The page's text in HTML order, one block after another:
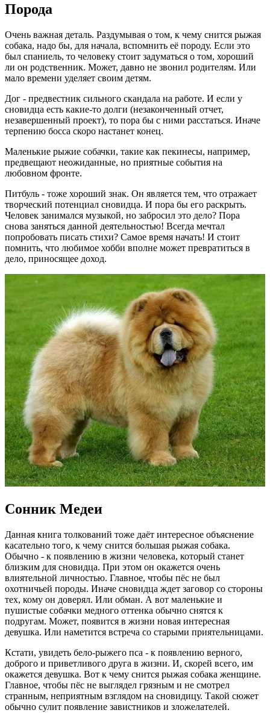
Порода
Очень важная деталь. Раздумывая о том, к чему снится рыжая
собака, надо бы, для начала, вспомнить её породу. Если это
был спаниель, то человеку стоит задуматься о том, хороший
ли он родственник. Может, давно не звонил родителям. Или
мало времени уделяет своим детям.
Дог - предвестник сильного скандала на работе. И если у
сновидца есть какие-то долги (незаконченный отчет,
незавершенный проект), то пора бы с ними расстаться. Иначе
терпению босса скоро настанет конец.
Маленькие рыжие собачки, такие как пекинесы, например,
предвещают неожиданные, но приятные события на
любовном фронте.
Питбуль - тоже хороший знак. Он является тем, что отражает
творческий потенциал сновидца. И пора бы его раскрыть.
Человек занимался музыкой, но забросил это дело? Пора
снова заняться данной деятельностью! Всегда мечтал
попробовать писать стихи? Самое время начать! И стоит
помнить, что любимое хобби вполне может превратиться в
дело, приносящее доход.
Сонник Медеи
Данная книга толкований тоже даёт интересное объяснение
касательно того, к чему снится большая рыжая собака.
Обычно - к появлению в жизни человека, который станет
близким для сновидца. При этом он окажется очень
влиятельной личностью. Главное, чтобы пёс не был
охотничьей породы. Иначе сновидца ждет заговор со стороны
тех, кому он доверял. Или обман. А вот маленькие и
пушистые собачки медного оттенка обычно снятся к
подругам. Может, появится в жизни новая интересная
девушка. Или наметится встреча со старыми приятельницами.
Кстати, увидеть бело-рыжего пса - к появлению верного,
доброго и приветливого друга в жизни. И, скорей всего, им
окажется девушка. Вот к чему снится рыжая собака женщине.
Главное, чтобы пёс не выглядел грязным и не смотрел
странным, неприятным взглядом на сновидицу. Такой сюжет
обычно сулит появление завистников и зложелателей.